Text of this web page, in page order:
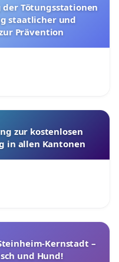
staatlicher und
Prävention
zur kostenlosen
in allen Kantonen
Kernstadt –
und Hund!